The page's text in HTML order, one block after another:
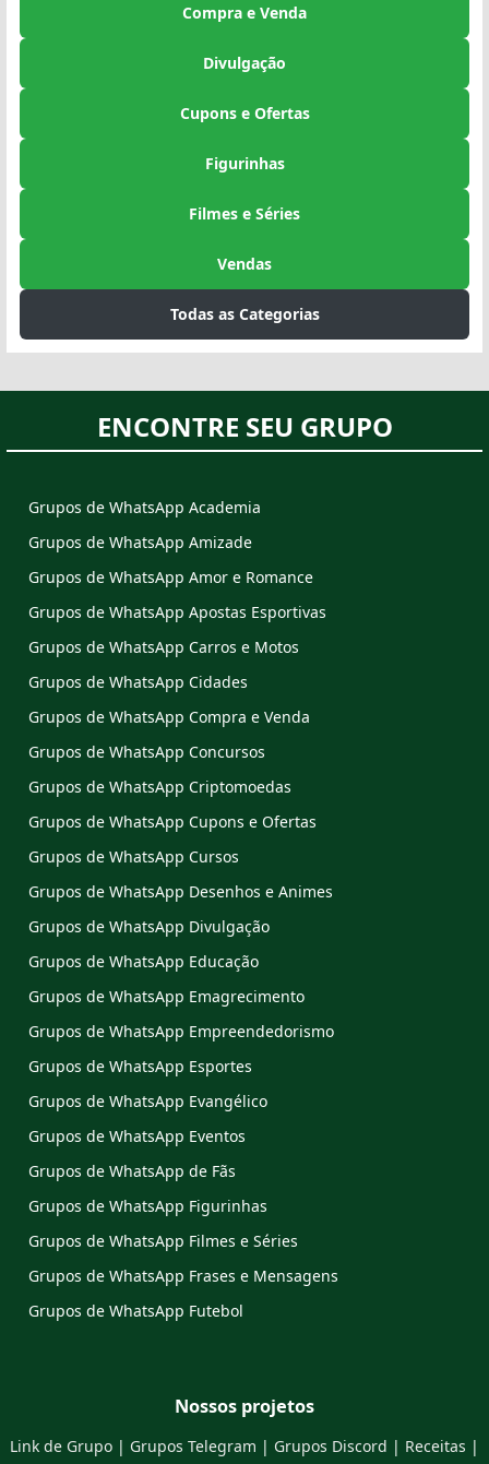
Compra e Venda
Divulgação
Cupons e Ofertas
Figurinhas
Filmes e Séries
Vendas
Todas as Categorias
ENCONTRE SEU GRUPO
Grupos de WhatsApp Academia
Grupos de WhatsApp Amizade
Grupos de WhatsApp Amor e Romance
Grupos de WhatsApp Apostas Esportivas
Grupos de WhatsApp Carros e Motos
Grupos de WhatsApp Cidades
Grupos de WhatsApp Compra e Venda
Grupos de WhatsApp Concursos
Grupos de WhatsApp Criptomoedas
Grupos de WhatsApp Cupons e Ofertas
Grupos de WhatsApp Cursos
Grupos de WhatsApp Desenhos e Animes
Grupos de WhatsApp Divulgação
Grupos de WhatsApp Educação
Grupos de WhatsApp Emagrecimento
Grupos de WhatsApp Empreendedorismo
Grupos de WhatsApp Esportes
Grupos de WhatsApp Evangélico
Grupos de WhatsApp Eventos
Grupos de WhatsApp de Fãs
Grupos de WhatsApp Figurinhas
Grupos de WhatsApp Filmes e Séries
Grupos de WhatsApp Frases e Mensagens
Grupos de WhatsApp Futebol
Nossos projetos
Link de Grupo | Grupos Telegram | Grupos Discord | Receitas |